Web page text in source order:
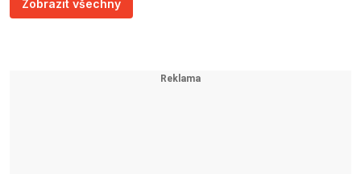
Zobrazit všechny